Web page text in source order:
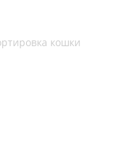
кошки